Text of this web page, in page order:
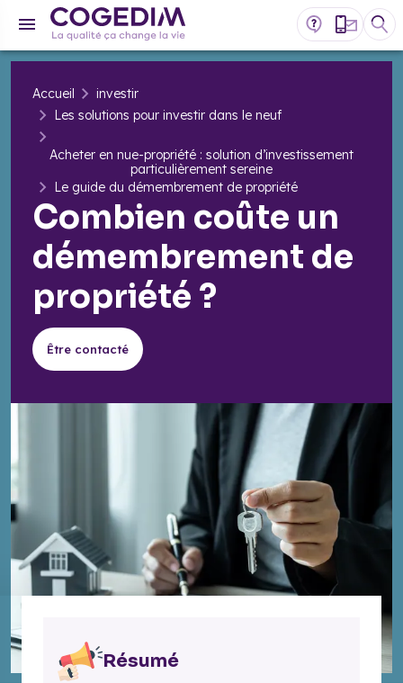
Accueil
investir
Les solutions pour investir dans le neuf
Acheter en nue-propriété : solution d’investissement
particulièrement sereine
Le guide du démembrement de propriété
Combien coûte un
démembrement de
propriété ?
Être contacté
Résumé